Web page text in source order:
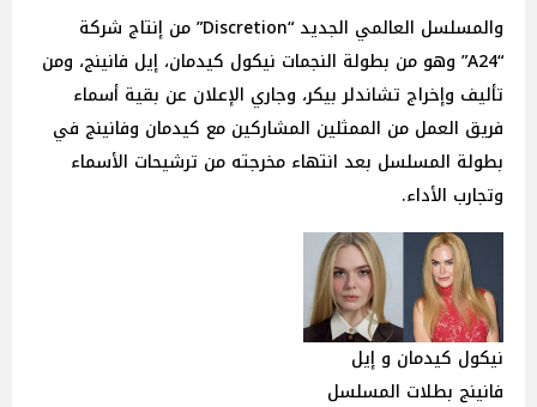
والمسلسل العالمي الجديد “Discretion” من إنتاج شركة
“A24” وهو من بطولة النجمات نيكول كيدمان، إيل فانينج، ومن
تأليف وإخراج تشاندلر بيكر، وجاري الإعلان عن بقية أسماء
فريق العمل من الممثلين المشاركين مع كيدمان وفانينج في
بطولة المسلسل بعد انتهاء مخرجته من ترشيحات الأسماء
وتجارب الأداء.
نيكول كيدمان و إيل
فانينج بطلات المسلسل